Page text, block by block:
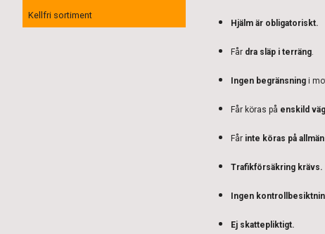
Kellfri sortiment
Hjälm är obligatoriskt.
Får dra släp i terräng.
Ingen begränsning i
Får köras på enskild
Får inte köras på
Trafikförsäkring krävs.
Ingen
Ej skattepliktigt.